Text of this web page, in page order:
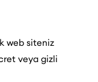
web siteniz
veya gizli